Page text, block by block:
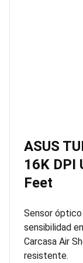
ASUS
16K DPI
Feet
Sensor
sensibilidad
Carcasa Air
resistente.